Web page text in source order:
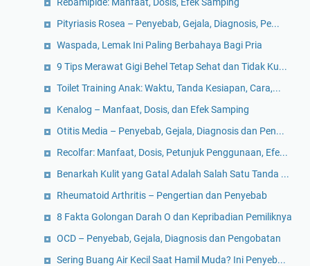
Pityriasis Rosea – Penyebab, Gejala, Diagnosis, Pe...
Waspada, Lemak Ini Paling Berbahaya Bagi Pria
9 Tips Merawat Gigi Behel Tetap Sehat dan Tidak Ku...
Toilet Training Anak: Waktu, Tanda Kesiapan, Cara,...
Kenalog – Manfaat, Dosis, dan Efek Samping
Otitis Media – Penyebab, Gejala, Diagnosis dan Pen...
Recolfar: Manfaat, Dosis, Petunjuk Penggunaan, Efe...
Benarkah Kulit yang Gatal Adalah Salah Satu Tanda ...
Rheumatoid Arthritis – Pengertian dan Penyebab
8 Fakta Golongan Darah O dan Kepribadian Pemiliknya
OCD – Penyebab, Gejala, Diagnosis dan Pengobatan
Sering Buang Air Kecil Saat Hamil Muda? Ini Penyeb...